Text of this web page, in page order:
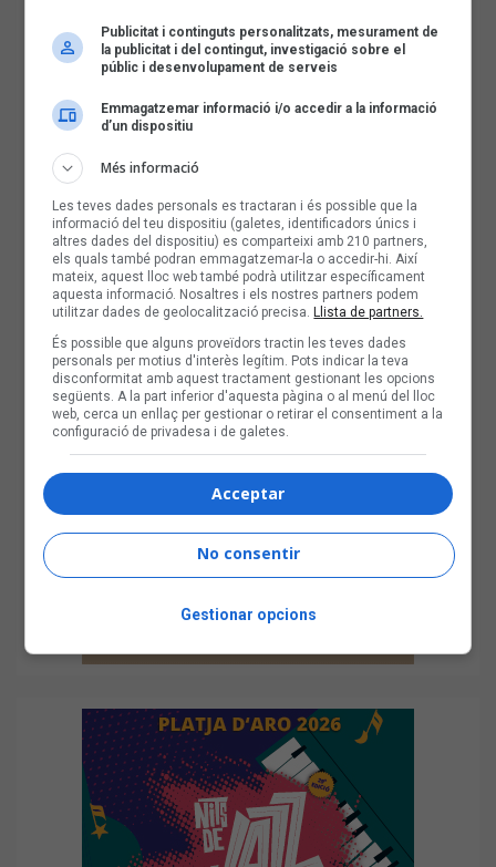
Publicitat i continguts personalitzats, mesurament de
la publicitat i del contingut, investigació sobre el
públic i desenvolupament de serveis
Emmagatzemar informació i/o accedir a la informació
d’un dispositiu
Més informació
Les teves dades personals es tractaran i és possible que la
informació del teu dispositiu (galetes, identificadors únics i
altres dades del dispositiu) es comparteixi amb 210 partners,
els quals també podran emmagatzemar-la o accedir-hi. Així
mateix, aquest lloc web també podrà utilitzar específicament
aquesta informació. Nosaltres i els nostres partners podem
utilitzar dades de geolocalització precisa. Llista de partners.
És possible que alguns proveïdors tractin les teves dades
personals per motius d'interès legítim. Pots indicar la teva
disconformitat amb aquest tractament gestionant les opcions
següents. A la part inferior d'aquesta pàgina o al menú del lloc
web, cerca un enllaç per gestionar o retirar el consentiment a la
configuració de privadesa i de galetes.
Acceptar
No consentir
Gestionar opcions